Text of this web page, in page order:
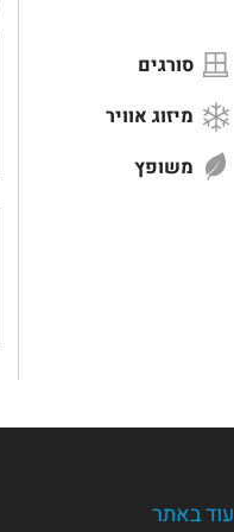
סורגים
מיזוג אוויר
משופץ
עוד באתר